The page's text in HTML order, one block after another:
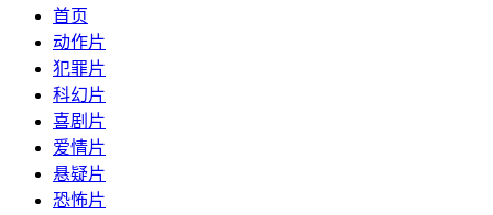
首页
动作片
犯罪片
科幻片
喜剧片
爱情片
悬疑片
恐怖片